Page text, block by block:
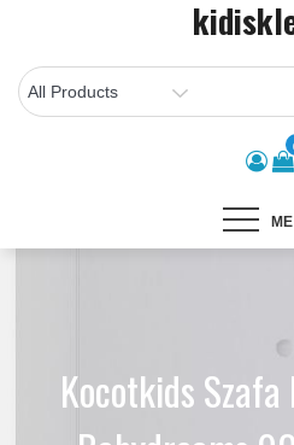
content
Kocotkids